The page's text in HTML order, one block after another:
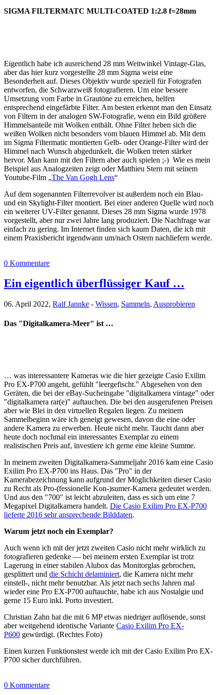
SIGMA FILTERMATC MULTI-COATED 1:2.8 f=28mm
Eigentlich habe ich ausreichend 28 mm Weitwinkel Vintage-Glas,
aber das hier kurz vorgestellte 28 mm Sigma weist eine
Besonderheit auf. Dieses Objektiv wurde speziell für Fotografen
entworfen, die Schwarzweiß fotografieren. Um eine bessere
Umsetzung vom Farbe in Grautöne zu erreichen, helfen
entsprechend eingefärbte Filter. Am besten erkennt man den Einsatz
von Filtern in der analogen SW-Fotografie, wenn ein Bild größere
Himmelsanteile mit Wolken enthält. Ohne Filter heben sich die
weißen Wolken nicht besonders vom blauen Himmel ab. Mit dem
im Sigma Filtermatic montierten Gelb- oder Orange-Filter wird der
Himmel nach Wunsch abgedunkelt, die Wolken treten stärker
hervor. Man kann mit den Filtern aber auch spielen ;-) Wie es mein
Beispiel aus Analogzeiten zeigt oder Matthieu Stern mit seinem
Youtube-Film „The Van Gogh Lens“
Auf dem sogenannten Filterrevolver ist außerdem noch ein Blau-
und ein Skylight-Filter montiert. Bei einer anderen Quelle wird noch
ein weiterer UV-Filter genannt. Dieses 28 mm Sigma wurde 1978
vorgestellt, aber nur zwei Jahre lang produziert. Die Nachfrage war
einfach zu gering. Im Internet finden sich kaum Daten, die ich mit
einem Praxisbericht irgendwann um/nach Ostern nachliefern werde.
0 Kommentare
Ein eigentlich überflüssiger Kauf …
06. April 2022, Ralf Jannke - Wissen, Sammeln, Ausprobieren
Das "Digitalkamera-Meer" ist …
… was interessantere Kameras wie die hier gezeigte Casio Exilim
Pro EX-P700 angeht, gefühlt "leergefischt." Abgesehen von den
Geräten, die bei der eBay-Sucheingabe "digitalkamera vintage" oder
"digitalkamera rar(e)" auftauchen. Die bei den ausgerufenen Preisen
aber wie Blei in den virtuellen Regalen liegen. Zu meinem
Sammelbeginn wäre ich geneigt gewesen, davon die eine oder
andere Kamera zu erwerben. Heute nicht mehr. Taucht dann aber
heute doch nochmal ein interessantes Exemplar zu einem
realistischen Preis auf, investiere ich gerne eine kleine Summe.
In meinem zweiten Digitalkamera-Sammeljahr 2016 kam eine Casio
Exilim Pro EX-P700 ins Haus. Das "Pro" in der
Kamerabezeichnung kann aufgrund der Möglichkeiten dieser Casio
zu Recht als Pro-(fessionelle Kon-)sumer-Kamera gedeutet werden.
Und aus den "700" ist leicht abzuleiten, dass es sich um eine 7
Megapixel Digitalkamera handelt. Die Casio Exilim Pro EX-P700
lieferte 2016 sehr ansprechende Bilddaten.
Warum jetzt noch ein Exemplar?
Auch wenn ich mit der jetzt zweiten Casio nicht mehr wirklich zu
fotografieren gedenke — bei meinem ersten Exemplar ist trotz
Lagerung in einer stabilen Alubox das Monitorglas gebrochen,
gesplittert und die Schicht delaminiert, die Kamera nicht mehr
einstell-, nicht mehr benutzbar. Als jetzt nach sechs Jahren mal
wieder eine Pro EX-P700 auftauchte, habe ich aus Nostalgie und
gerne 15 Euro inkl. Porto investiert.
Christian Zahn hat die mit 6 MP etwas niedriger auflösende, sonst
aber weitgehend identische Variante Casio Exilim Pro EX-
P600 gewürdigt. (Rechtes Foto)
Einen kurzen Funktionstest werde ich mit der Casio Exilim Pro EX-
P700 sicher durchführen.
0 Kommentare